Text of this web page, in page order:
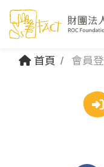
首頁 會員